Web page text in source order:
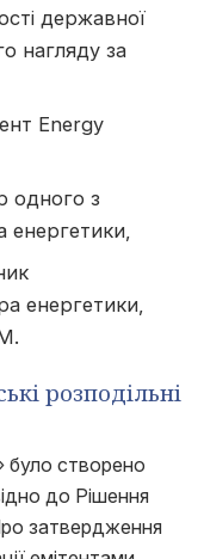
державної
нагляду за
Energy
одного з
енергетики,
енергетики,
розподільні
було створено
до Рішення
затвердження